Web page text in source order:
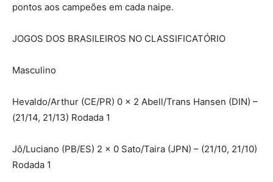
pontos aos campeões em cada naipe.
JOGOS DOS BRASILEIROS NO CLASSIFICATÓRIO
Masculino
Hevaldo/Arthur (CE/PR) 0 x 2 Abell/Trans Hansen (DIN) –
(21/14, 21/13) Rodada 1
Jô/Luciano (PB/ES) 2 x 0 Sato/Taira (JPN) – (21/10, 21/10)
Rodada 1